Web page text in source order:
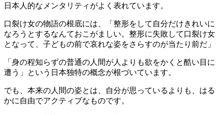
日本人的なメンタリティがよく表れています。
口裂け女の物語の根底には、「整形をして自分だけきれいに
なろうとするなんておこがましい。整形に失敗して口裂け女
となって、子どもの前で哀れな姿をさらすのが当たり前だ」
「身の程知らずの普通の人間が人よりも欲をかくと酷い目に
遭う」という日本独特の概念が根づいています。
でも、本来の人間の姿とは、自分が思っているよりも、はる
かに自由でアクティブなものです。